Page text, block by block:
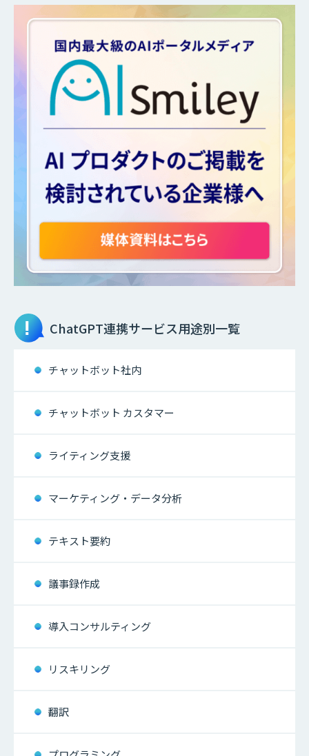
ChatGPT連携サービス用途別一覧
チャットボット社内
チャットボット カスタマー
ライティング支援
マーケティング・データ分析
テキスト要約
議事録作成
導入コンサルティング
リスキリング
翻訳